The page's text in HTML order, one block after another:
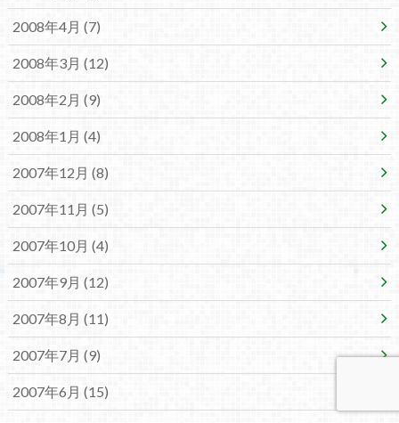
2008年4月 (7)
2008年3月 (12)
2008年2月 (9)
2008年1月 (4)
2007年12月 (8)
2007年11月 (5)
2007年10月 (4)
2007年9月 (12)
2007年8月 (11)
2007年7月 (9)
2007年6月 (15)